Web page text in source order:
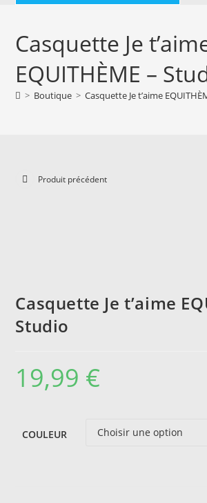
Casquette Je
EQUITHÈME –
> Boutique > Casquette Je t’aime
Produit précédent
Casquette Je t’aime
Studio
19,99 €
COULEUR